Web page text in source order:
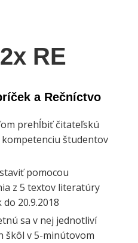
RE
a Rečníctvo
prehĺbiť čitateľskú
študentov
pomocou
z 5 textov literatúry
20.9.2018
sa v nej jednotliví
škôl v 5-minútovom